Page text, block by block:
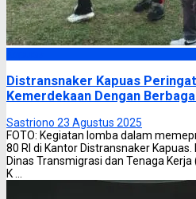
Distransnaker Kapuas
Kemerdekaan Dengan
Sastriono 23 Agustus 2025
FOTO: Kegiatan lomba dalam
80 RI di Kantor Distransnaker Kapuas.
Dinas Transmigrasi dan Tenaga
K ...